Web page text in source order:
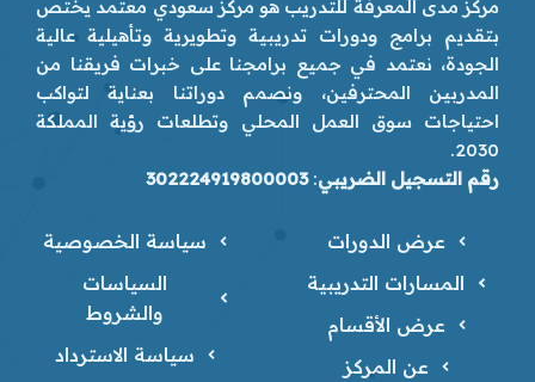
مركز مدى المعرفة للتدريب هو مركز سعودي معتمد يختص
بتقديم برامج ودورات تدريبية وتطويرية وتأهيلية عالية
الجودة، نعتمد في جميع برامجنا على خبرات فريقنا من
المدربين المحترفين، ونصمم دوراتنا بعناية لتواكب
احتياجات سوق العمل المحلي وتطلعات رؤية المملكة
2030.
رقم التسجيل الضريبي:
302224919800003
عرض الدورات
المسارات التدريبية
عرض الأقسام
عن المركز
سياسة الخصوصية
السياسات
والشروط
سياسة الاسترداد